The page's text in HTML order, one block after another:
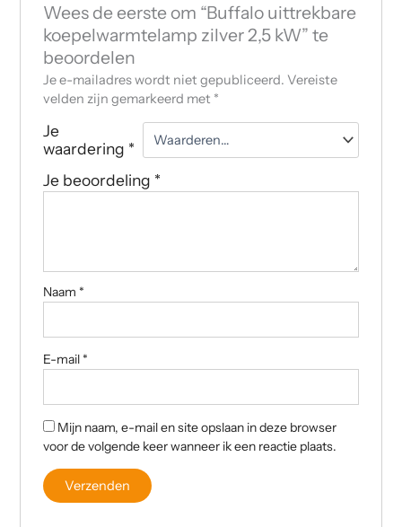
Wees de eerste om “Buffalo uittrekbare
koepelwarmtelamp zilver 2,5 kW” te
beoordelen
Je e-mailadres wordt niet gepubliceerd. Vereiste
velden zijn gemarkeerd met *
Je
waardering *
Je beoordeling *
Naam *
E-mail *
Mijn naam, e-mail en site opslaan in deze browser
voor de volgende keer wanneer ik een reactie plaats.